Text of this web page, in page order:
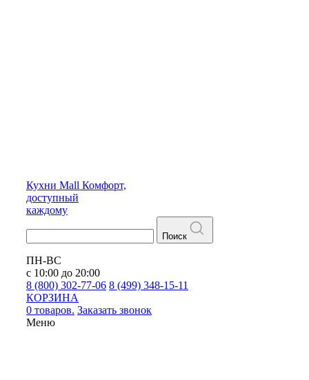
Кухни Mall Комфорт,
доступный
каждому
Поиск
ПН-ВС
с 10:00 до 20:00
8 (800) 302-77-06 8 (499) 348-15-11
КОРЗИНА
0 товаров. Заказать звонок
Меню